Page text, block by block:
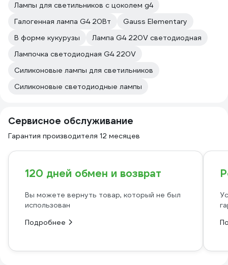
Лампы для светильников с цоколем g4
Галогенная лампа G4 20Вт
Gauss Elementary
В форме кукурузы
Лампа G4 220V светодиодная
Лампочка светодиодная G4 220V
Силиконовые лампы для светильников
Силиконовые светодиодные лампы
Сервисное обслуживание
Гарантия производителя 12 месяцев
120 дней обмен и возврат
Вы можете вернуть товар, который не был
использован
Подробнее